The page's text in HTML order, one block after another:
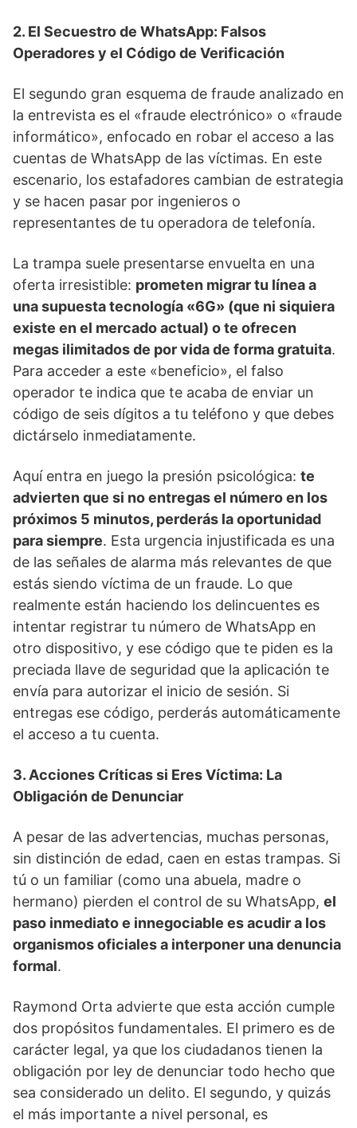
2. El Secuestro de WhatsApp: Falsos
Operadores y el Código de Verificación
El segundo gran esquema de fraude analizado en
la entrevista es el «fraude electrónico» o «fraude
informático», enfocado en robar el acceso a las
cuentas de WhatsApp de las víctimas. En este
escenario, los estafadores cambian de estrategia
y se hacen pasar por ingenieros o
representantes de tu operadora de telefonía.
La trampa suele presentarse envuelta en una
oferta irresistible: prometen migrar tu línea a
una supuesta tecnología «6G» (que ni siquiera
existe en el mercado actual) o te ofrecen
megas ilimitados de por vida de forma gratuita.
Para acceder a este «beneficio», el falso
operador te indica que te acaba de enviar un
código de seis dígitos a tu teléfono y que debes
dictárselo inmediatamente.
Aquí entra en juego la presión psicológica: te
advierten que si no entregas el número en los
próximos 5 minutos, perderás la oportunidad
para siempre. Esta urgencia injustificada es una
de las señales de alarma más relevantes de que
estás siendo víctima de un fraude. Lo que
realmente están haciendo los delincuentes es
intentar registrar tu número de WhatsApp en
otro dispositivo, y ese código que te piden es la
preciada llave de seguridad que la aplicación te
envía para autorizar el inicio de sesión. Si
entregas ese código, perderás automáticamente
el acceso a tu cuenta.
3. Acciones Críticas si Eres Víctima: La
Obligación de Denunciar
A pesar de las advertencias, muchas personas,
sin distinción de edad, caen en estas trampas. Si
tú o un familiar (como una abuela, madre o
hermano) pierden el control de su WhatsApp, el
paso inmediato e innegociable es acudir a los
organismos oficiales a interponer una denuncia
formal.
Raymond Orta advierte que esta acción cumple
dos propósitos fundamentales. El primero es de
carácter legal, ya que los ciudadanos tienen la
obligación por ley de denunciar todo hecho que
sea considerado un delito. El segundo, y quizás
el más importante a nivel personal, es